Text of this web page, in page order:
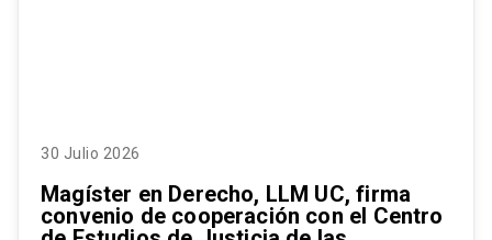
30 Julio 2026
Magíster en Derecho, LLM UC, firma
convenio de cooperación con el Centro